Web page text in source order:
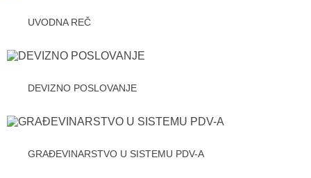
UVODNA REČ
DEVIZNO POSLOVANJE
GRAĐEVINARSTVO U SISTEMU PDV-A